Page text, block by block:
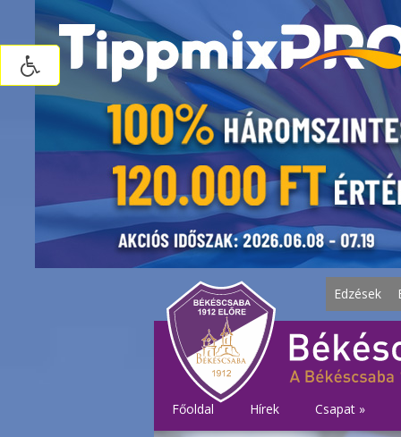
Edzések
Főoldal Hírek Csapat »